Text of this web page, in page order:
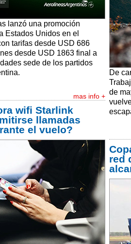
lanzó una promoción
Estados Unidos en el
tarifas desde USD 686
desde USD 1863 final a
sede de los partidos
mas info +
wifi Starlink
llamadas
el vuelo?
De
de
red